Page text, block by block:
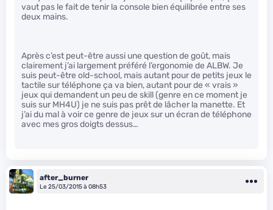
vaut pas le fait de tenir la console bien équilibrée entre ses
deux mains.
Après c’est peut-être aussi une question de goût, mais
clairement j’ai largement préféré l’ergonomie de ALBW. Je
suis peut-être old-school, mais autant pour de petits jeux le
tactile sur téléphone ça va bien, autant pour de « vrais »
jeux qui demandent un peu de skill (genre en ce moment je
suis sur MH4U) je ne suis pas prêt de lâcher la manette. Et
j’ai du mal à voir ce genre de jeux sur un écran de téléphone
avec mes gros doigts dessus…
after_burner
Le 25/03/2015 à 08h53